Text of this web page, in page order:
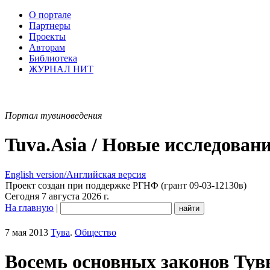
О портале
Партнеры
Проекты
Авторам
Библиотека
ЖУРНАЛ НИТ
Портал тувиноведения
Tuva.Asia / Новые
English version/Английская версия
Проект создан при поддержке РГНФ (грант 09-03-12130в)
Сегодня 7 августа 2026 г.
На главную |
7 мая 2013 Тува. Общество
Восемь основных законов